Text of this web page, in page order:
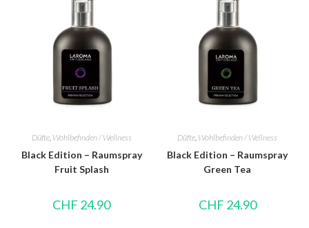
Düfte, Wohlbefinden / Wellness
Black Edition – Raumspray
Fruit Splash
CHF 24.90
Düfte, Wohlbefinden / Wellness
Black Edition – Raumspray
Green Tea
CHF 24.90